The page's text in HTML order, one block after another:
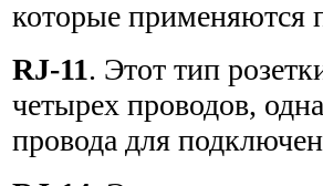
которые применяются
RJ-11. Этот тип
четырех проводов,
провода для